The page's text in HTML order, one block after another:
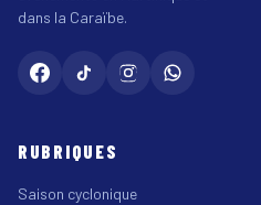
dans la Caraïbe.
RUBRIQUES
Saison cyclonique